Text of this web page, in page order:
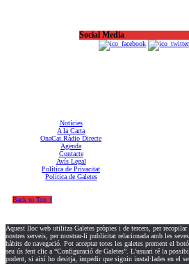
Social Media
Notícies
A la Carta
OnaCat.Ràdio Directe
Agenda
Contacte
Avís Legal
Política de Privacitat
Política de Galetes
Back to Top ↑
Aquest lloc web utilitza Galetes pròpies i de tercers, per
nostres serveis, per mostrar-li publicitat relacionada amb les
hàbits de navegació. Pot acceptar totes les galetes prement el
seu ús fent clic a “Configuració de Galetes”. L'usuari té la
podent, si així ho desitja, impedir que siguin instal·lades en el